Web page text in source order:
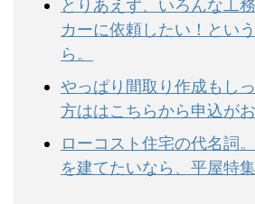
とりあえず、いろんな工
カーに依頼したい！とい
ら。
やっぱり間取り作成もし
方ははこちらから申込がお
ローコスト住宅の代名詞
を建てたいなら、平屋特集